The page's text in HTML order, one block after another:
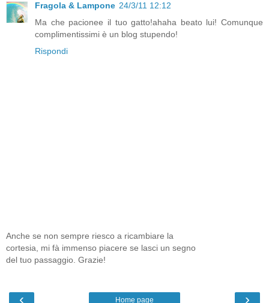
Fragola & Lampone 24/3/11 12:12
Ma che pacionee il tuo gatto!ahaha beato lui! Comunque
complimentissimi è un blog stupendo!
Rispondi
Anche se non sempre riesco a ricambiare la
cortesia, mi fà immenso piacere se lasci un segno
del tuo passaggio. Grazie!
‹ ›
Home page